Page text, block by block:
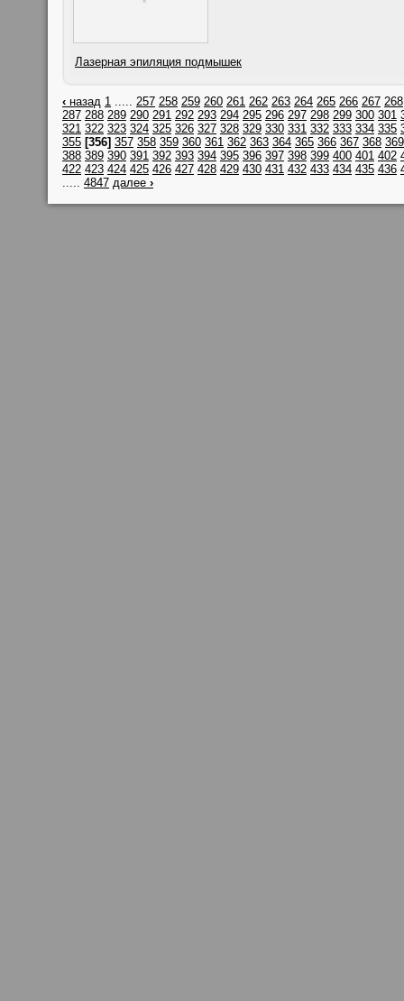
Лазерная эпиляция подмышек
‹ назад 1 ..... 257 258 259 260 261 262 263 264 265 266 267 268
287 288 289 290 291 292 293 294 295 296 297 298 299 300 301
321 322 323 324 325 326 327 328 329 330 331 332 333 334 335
355 [356] 357 358 359 360 361 362 363 364 365 366 367 368 369
388 389 390 391 392 393 394 395 396 397 398 399 400 401 402
422 423 424 425 426 427 428 429 430 431 432 433 434 435 436
..... 4847 далее ›